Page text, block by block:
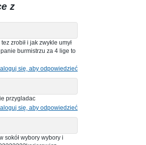
z
zrobił i jak zwykle umył
burmistrzu za 4 lige to
się, aby odpowiedzieć
przygladac
się, aby odpowiedzieć
sokół wybory wybory i